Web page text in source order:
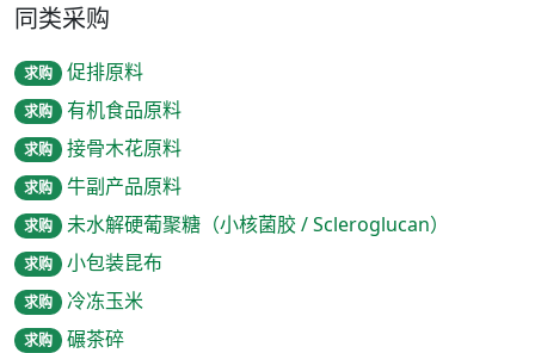
同类采购
求购 促排原料
求购 有机食品原料
求购 接骨木花原料
求购 牛副产品原料
求购 未水解硬葡聚糖（小核菌胶 / Scleroglucan）
求购 小包装昆布
求购 冷冻玉米
求购 碾茶碎